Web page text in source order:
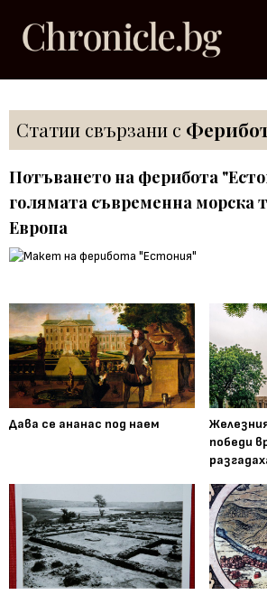
Статии свързани с
Потъването на ферибота
голямата съвременна морска
Европа
Дава се ананас под наем
победи